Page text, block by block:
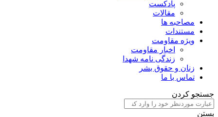
پادکست
مقالات
مصاحبه ها
مستندات
ویژه مقاومت
اخبار مقاومت
زندگی نامه شهدا
زنان و حقوق بشر
تماس با ما
کردن